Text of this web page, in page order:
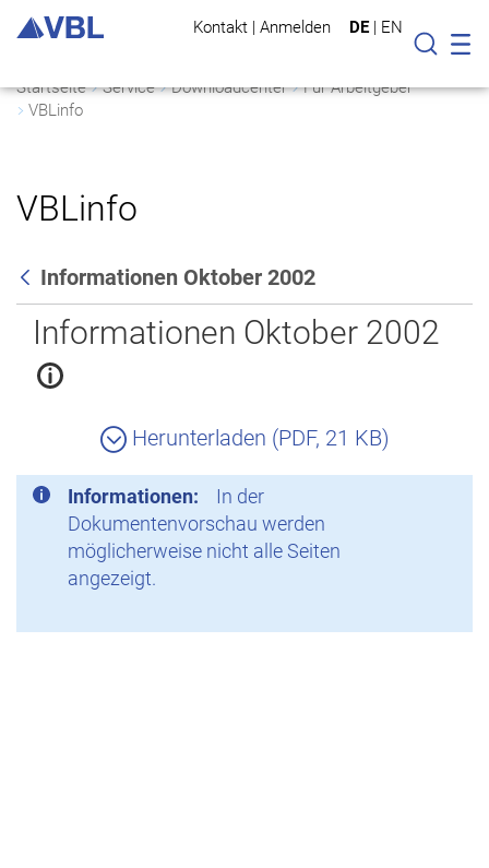
Kontakt | Anmelden DE | EN
Suche
Startseite Service Downloadcenter
Für Arbeitgeber
VBLinfo
VBLinfo
Zurück
Informationen Oktober 2002
Informationen Oktober 2002
Herunterladen (PDF, 21 KB)
Informationen:
In der
Dokumentenvorschau werden
möglicherweise nicht alle Seiten
angezeigt.